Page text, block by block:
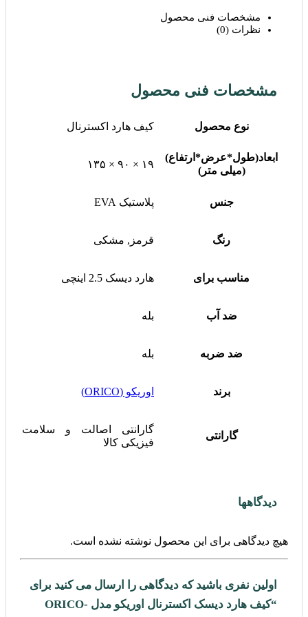
مشخصات فنی محصول
نظرات (0)
مشخصات فنی محصول
نوع محصول کیف هارد اکسترنال
ابعاد(طول*عرض*ارتفاع)
(میلی متر)
۱۹ × ۹۰ × ۱۳۵
جنس پلاستیک EVA
رنگ قرمز, مشکی
مناسب برای هارد دیسک 2.5 اینچی
ضد آب بله
ضد ضربه بله
برند اوریکو (ORICO)
گارانتی
گارانتی اصالت و سلامت
فیزیکی کالا
دیدگاهها
هیچ دیدگاهی برای این محصول نوشته نشده است.
اولین نفری باشید که دیدگاهی را ارسال می کنید برای
“کیف هارد دیسک اکسترنال اوریکو مدل ORICO-